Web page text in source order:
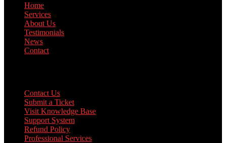
Home
Services
About Us
Testimonials
News
Contact
Contact Us
Submit a Ticket
Visit Knowledge Base
Support System
Refund Policy
Professional Services